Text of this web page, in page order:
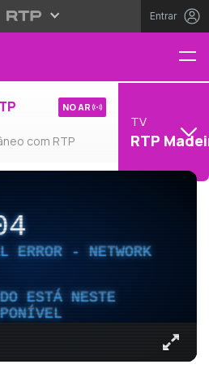
Entrar
com RTP
NO AR
TV
RTP
ERROR - NETWORK
ESTÁ NESTE